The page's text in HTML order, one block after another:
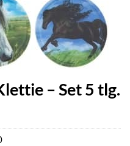
– Set 5 tlg.